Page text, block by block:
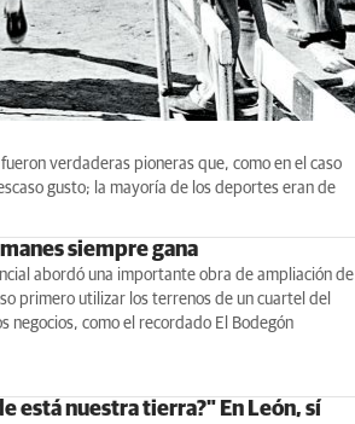
verdaderas pioneras que, como en el caso
gusto; la mayoría de los deportes eran de
siempre gana
abordó una importante obra de ampliación de
primero utilizar los terrenos de un cuartel del
negocios, como el recordado El Bodegón
está nuestra tierra?" En León, sí